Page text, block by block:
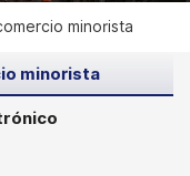
minorista
minorista